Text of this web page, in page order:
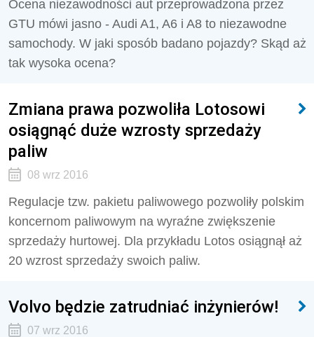
Ocena niezawodności aut przeprowadzona przez
GTU mówi jasno - Audi A1, A6 i A8 to niezawodne
samochody. W jaki sposób badano pojazdy? Skąd aż
tak wysoka ocena?
Zmiana prawa pozwoliła Lotosowi
osiągnąć duże wzrosty sprzedaży
paliw
08 wrz 2016
Regulacje tzw. pakietu paliwowego pozwoliły polskim
koncernom paliwowym na wyraźne zwiększenie
sprzedaży hurtowej. Dla przykładu Lotos osiągnął aż
20 wzrost sprzedaży swoich paliw.
Volvo będzie zatrudniać inżynierów!
07 wrz 2016